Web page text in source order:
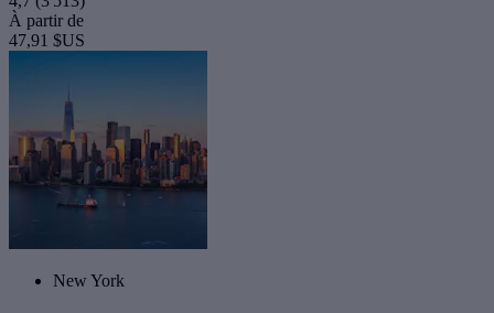
À partir de
47,91 $US
New York